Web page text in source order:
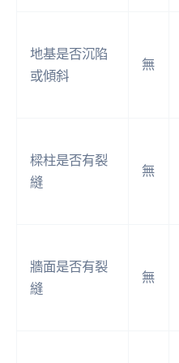
地基是否沉陷
或傾斜
無
樑柱是否有裂
縫
無
牆面是否有裂
縫
無